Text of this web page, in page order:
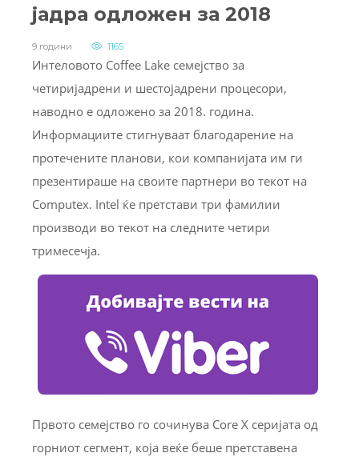
јадра одложен за 2018
9 години 1165
Интеловото Coffee Lake семејство за
четиријадрени и шестојадрени процесори,
наводно е одложено за 2018. година.
Информациите стигнуваат благодарение на
протечените планови, кои компанијата им ги
презентираше на своите партнери во текот на
Computex. Intel ќе претстави три фамилии
производи во текот на следните четири
тримесечја.
Првото семејство го сочинува Core X серијата од
горниот сегмент, која веќе беше претставена